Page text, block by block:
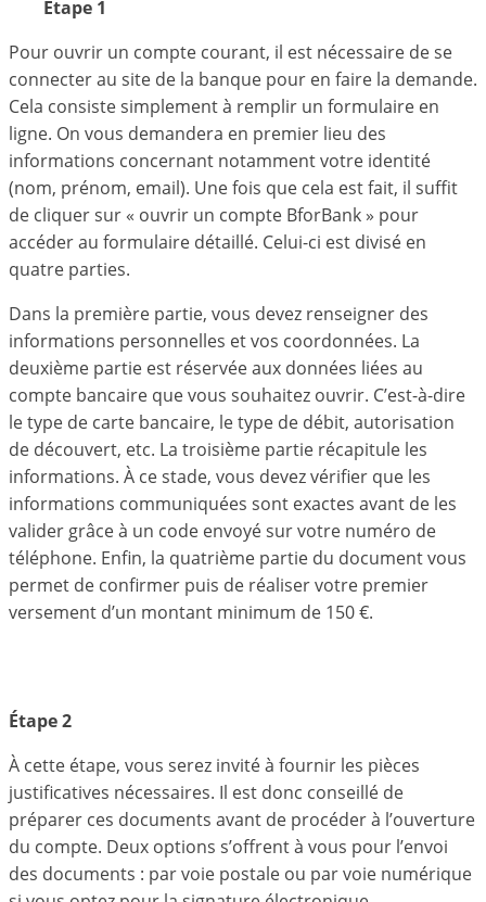
Étape 1
Pour ouvrir un compte courant, il est nécessaire de se
connecter au site de la banque pour en faire la demande.
Cela consiste simplement à remplir un formulaire en
ligne. On vous demandera en premier lieu des
informations concernant notamment votre identité
(nom, prénom, email). Une fois que cela est fait, il suffit
de cliquer sur « ouvrir un compte BforBank » pour
accéder au formulaire détaillé. Celui-ci est divisé en
quatre parties.
Dans la première partie, vous devez renseigner des
informations personnelles et vos coordonnées. La
deuxième partie est réservée aux données liées au
compte bancaire que vous souhaitez ouvrir. C’est-à-dire
le type de carte bancaire, le type de débit, autorisation
de découvert, etc. La troisième partie récapitule les
informations. À ce stade, vous devez vérifier que les
informations communiquées sont exactes avant de les
valider grâce à un code envoyé sur votre numéro de
téléphone. Enfin, la quatrième partie du document vous
permet de confirmer puis de réaliser votre premier
versement d’un montant minimum de 150 €.
Étape 2
À cette étape, vous serez invité à fournir les pièces
justificatives nécessaires. Il est donc conseillé de
préparer ces documents avant de procéder à l’ouverture
du compte. Deux options s’offrent à vous pour l’envoi
des documents : par voie postale ou par voie numérique